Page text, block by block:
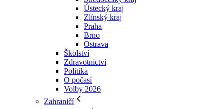
Ústecký kraj
Zlínský kraj
Praha
Brno
Ostrava
Školství
Zdravotnictví
Politika
O počasí
Volby 2026
Zahraničí